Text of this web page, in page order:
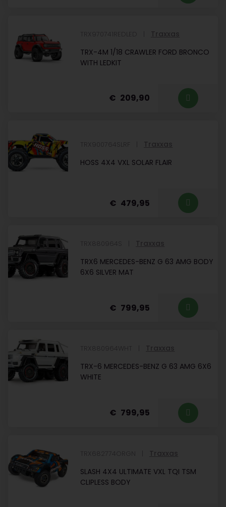
TRX970741REDLED
Traxxas
TRX-4M 1/18 CRAWLER FORD BRONCO
WITH LEDKIT
209,90
TRX900764SLRF
Traxxas
HOSS 4X4 VXL SOLAR FLAIR
479,95
TRX880964S
Traxxas
TRX6 MERCEDES-BENZ G 63 AMG BODY
6X6 SILVER MAT
799,95
TRX880964WHT
Traxxas
TRX-6 MERCEDES-BENZ G 63 AMG 6X6
WHITE
799,95
TRX682774ORGN
Traxxas
SLASH 4X4 ULTIMATE VXL TQI TSM
CLIPLESS BODY